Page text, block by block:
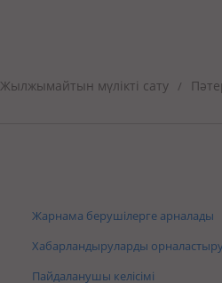
Жылжымайтын мүлікті сату /
Жарнама берушілерге арналады
Хабарландыруларды
Пайдаланушы келісімі